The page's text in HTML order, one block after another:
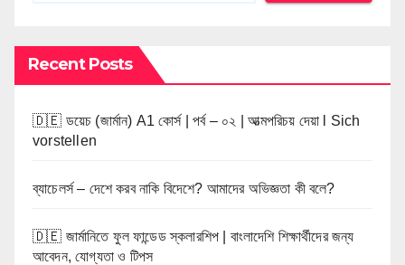
Recent Posts
🇩🇪 ডয়েচ (জার্মান) A1 কোর্স | পর্ব – ০২ | আত্মপরিচয় দেয়া l Sich
vorstellen
ব্যাচেলর্স – দেশে করব নাকি বিদেশে? আমাদের অভিজ্ঞতা কী বলে?
🇩🇪 জার্মানিতে ফুল ফান্ডেড স্কলারশিপ | বাংলাদেশি শিক্ষার্থীদের জন্য
আবেদন, যোগ্যতা ও টিপস